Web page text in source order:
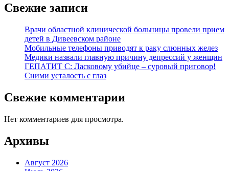
Свежие записи
Врачи областной клинической больницы провели прием
детей в Дивеевском районе
Мобильные телефоны приводят к раку слюнных желез
Медики назвали главную причину депрессий у женщин
ГЕПАТИТ С: Ласковому убийце – суровый приговор!
Сними усталость с глаз
Свежие комментарии
Нет комментариев для просмотра.
Архивы
Август 2026